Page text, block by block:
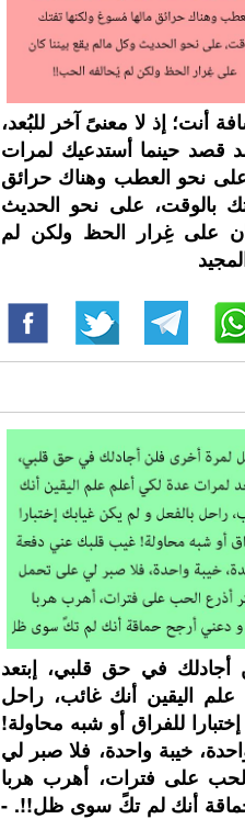
أنت؛ إذ لا معنىً آخر للبُعد،
قصد حينما أستدعيك لمرات
نحو العطب وهناك حرائق
بالوقت، على نحو الحديث
على غِرار الحظ ولكن لم
في حق قلبي، إبتعد
اليقين أنك غائب، راحل
للفراق أو شبه محاولة!
خيبة واحدة، فلا صبر لي
على فترات، أهرب هربا
أنك لم تكً سوى ظل!!. -